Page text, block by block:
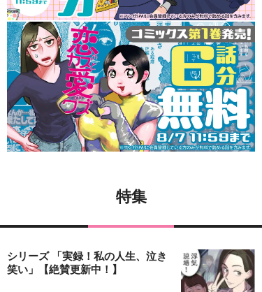
特集
シリーズ 「実録！私の人生、泣き
笑い」【絶賛更新中！】